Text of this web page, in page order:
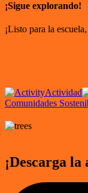
¡Sigue explorando!
¡Listo para la
Actividad
Comunidades
¡Descarga